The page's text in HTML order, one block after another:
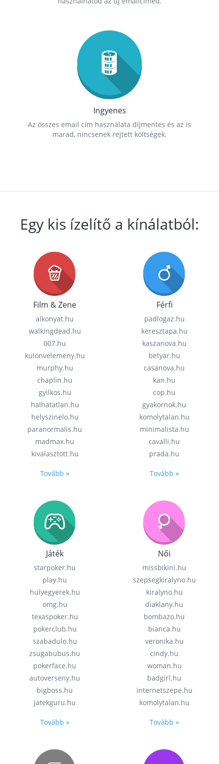
Ingyenes
Az összes email cím használata díjmentes és az is
marad, nincsenek rejtett költségek.
Egy kis ízelítő a kínálatból:
Film & Zene
alkonyat.hu
walkingdead.hu
007.hu
kulonvelemeny.hu
murphy.hu
chaplin.hu
gyilkos.hu
halhatatlan.hu
helyszinelo.hu
paranormalis.hu
madmax.hu
kivalasztott.hu
Tovább »
Férfi
padlogaz.hu
keresztapa.hu
kaszanova.hu
betyar.hu
casanova.hu
kan.hu
cop.hu
gyakornok.hu
komolytalan.hu
minimalista.hu
cavalli.hu
prada.hu
Tovább »
Játék
starpoker.hu
play.hu
hulyegyerek.hu
omg.hu
texaspoker.hu
pokerclub.hu
szabadulo.hu
zsugabubus.hu
pokerface.hu
autoverseny.hu
bigboss.hu
jatekguru.hu
Tovább »
Női
missbikini.hu
szepsegkiralyno.hu
kiralyno.hu
diaklany.hu
bombazo.hu
bianca.hu
veronika.hu
cindy.hu
woman.hu
badgirl.hu
internetszepe.hu
komolytalan.hu
Tovább »